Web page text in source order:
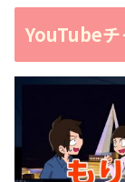
YouTubeチ